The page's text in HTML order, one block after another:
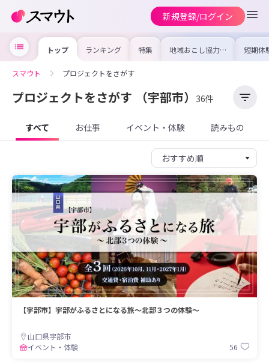
新規登録/ログイン
トップ ランキング 特集 地域おこし協力隊
の求人やイベント
を集めました！仕
けよう
短期体
り〜数
域を知
スマウト プロジェクトをさがす
プロジェクトをさがす （宇部市） 36件
すべて お仕事 イベント・体験 読みもの
【宇部市】宇部がふるさとになる旅〜北部３つの体験〜
山口県宇部市
イベント・体験
56